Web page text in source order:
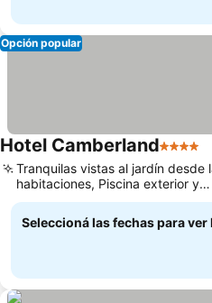
Opción popular
Hotel Camberland4
Tranquilas vistas al jardín desde
habitaciones, Piscina exterior y
solárium
Seleccioná las fechas para